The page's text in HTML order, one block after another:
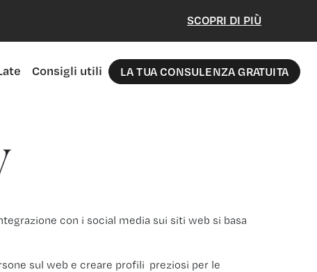
SCOPRI DI PIÙ
Consigli utili LA TUA CONSULENZA GRATUITA
con i social media sui siti web si basa
sul web e creare profili preziosi per le